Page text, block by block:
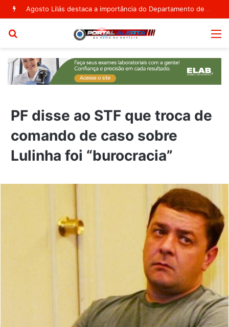
Agosto Lilás destaca a importância do Departamento de Políticas Públicas para as Mulheres em Ribeira do Pombal
PF disse ao STF que troca de
comando de caso sobre
Lulinha foi “burocracia”